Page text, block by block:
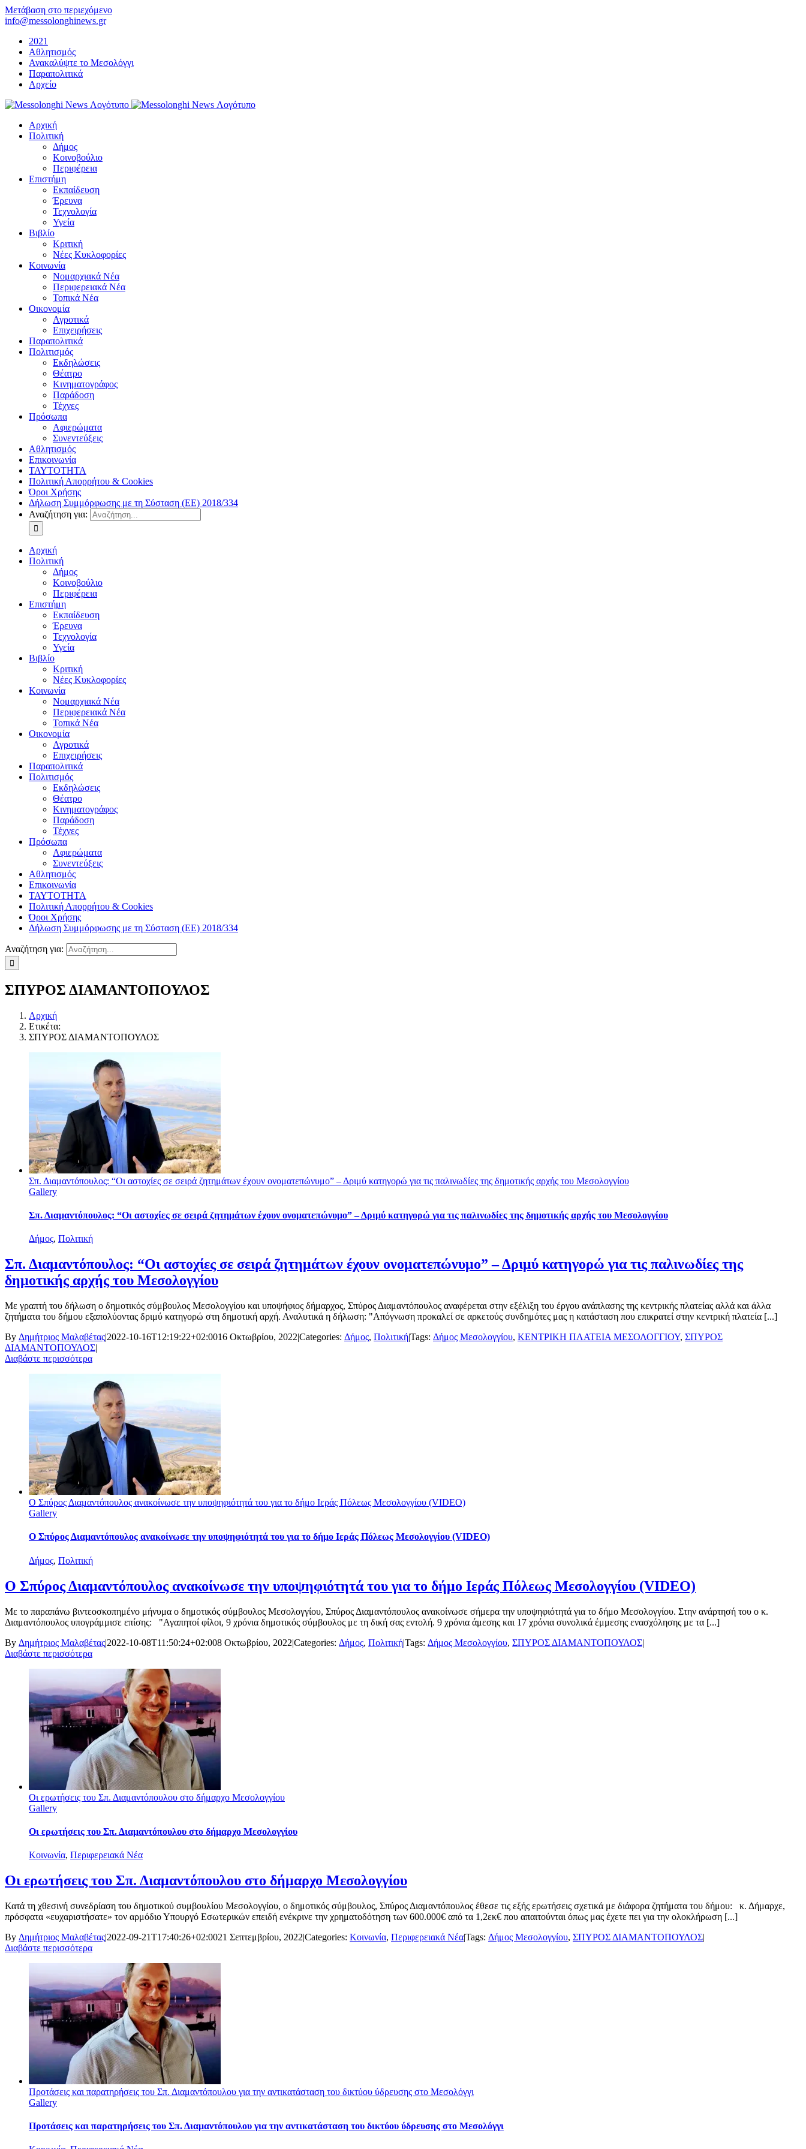
Μετάβαση στο περιεχόμενο
info@messolonghinews.gr
2021
Αθλητισμός
Ανακαλύψτε το Μεσολόγγι
Παραπολιτικά
Αρχείο
Αρχική
Πολιτική
Δήμος
Κοινοβούλιο
Περιφέρεια
Επιστήμη
Εκπαίδευση
Έρευνα
Τεχνολογία
Υγεία
Βιβλίο
Κριτική
Νέες Κυκλοφορίες
Κοινωνία
Νομαρχιακά Νέα
Περιφερειακά Νέα
Τοπικά Νέα
Οικονομία
Αγροτικά
Επιχειρήσεις
Παραπολιτικά
Πολιτισμός
Εκδηλώσεις
Θέατρο
Κινηματογράφος
Παράδοση
Τέχνες
Πρόσωπα
Αφιερώματα
Συνεντεύξεις
Αθλητισμός
Επικοινωνία
ΤΑΥΤΟΤΗΤΑ
Πολιτική Απορρήτου & Cookies
Όροι Χρήσης
Δήλωση Συμμόρφωσης με τη Σύσταση (ΕΕ) 2018/334
Αναζήτηση για:
Αρχική
Πολιτική
Δήμος
Κοινοβούλιο
Περιφέρεια
Επιστήμη
Εκπαίδευση
Έρευνα
Τεχνολογία
Υγεία
Βιβλίο
Κριτική
Νέες Κυκλοφορίες
Κοινωνία
Νομαρχιακά Νέα
Περιφερειακά Νέα
Τοπικά Νέα
Οικονομία
Αγροτικά
Επιχειρήσεις
Παραπολιτικά
Πολιτισμός
Εκδηλώσεις
Θέατρο
Κινηματογράφος
Παράδοση
Τέχνες
Πρόσωπα
Αφιερώματα
Συνεντεύξεις
Αθλητισμός
Επικοινωνία
ΤΑΥΤΟΤΗΤΑ
Πολιτική Απορρήτου & Cookies
Όροι Χρήσης
Δήλωση Συμμόρφωσης με τη Σύσταση (ΕΕ) 2018/334
Αναζήτηση για:
ΣΠΥΡΟΣ ΔΙΑΜΑΝΤΟΠΟΥΛΟΣ
Αρχική
Ετικέτα:
ΣΠΥΡΟΣ ΔΙΑΜΑΝΤΟΠΟΥΛΟΣ
Σπ. Διαμαντόπουλος: “Οι αστοχίες σε σειρά ζητημάτων έχουν ονοματεπώνυμο” – Δριμύ κατηγορώ για τις παλινωδίες της δημοτικής αρχής του Μεσολογγίου
Gallery
Σπ. Διαμαντόπουλος: “Οι αστοχίες σε σειρά ζητημάτων έχουν ονοματεπώνυμο” – Δριμύ κατηγορώ για τις παλινωδίες της δημοτικής αρχής του Μεσολογγίου
Δήμος, Πολιτική
Σπ. Διαμαντόπουλος: “Οι αστοχίες σε σειρά ζητημάτων έχουν ονοματεπώνυμο” – Δριμύ κατηγορώ για τις παλινωδίες της
δημοτικής αρχής του Μεσολογγίου
Με γραπτή του δήλωση ο δημοτικός σύμβουλος Μεσολογγίου και υποψήφιος δήμαρχος, Σπύρος Διαμαντόπουλος αναφέρεται στην εξέλιξη του έργου ανάπλασης της κεντρικής πλατείας αλλά και άλλα
ζητήματα του δήμου εξαπολύοντας δριμύ κατηγορώ στη δημοτική αρχή. Αναλυτικά η δήλωση: "Απόγνωση προκαλεί σε αρκετούς συνδημότες μας η κατάσταση που επικρατεί στην κεντρική πλατεία [...]
By Δημήτριος Μαλαβέτας|2022-10-16T12:19:22+02:0016 Οκτωβρίου, 2022|Categories: Δήμος, Πολιτική|Tags: Δήμος Μεσολογγίου, ΚΕΝΤΡΙΚΗ ΠΛΑΤΕΙΑ ΜΕΣΟΛΟΓΓΙΟΥ, ΣΠΥΡΟΣ
ΔΙΑΜΑΝΤΟΠΟΥΛΟΣ|
Διαβάστε περισσότερα
Ο Σπύρος Διαμαντόπουλος ανακοίνωσε την υποψηφιότητά του για το δήμο Ιεράς Πόλεως Μεσολογγίου (VIDEO)
Gallery
Ο Σπύρος Διαμαντόπουλος ανακοίνωσε την υποψηφιότητά του για το δήμο Ιεράς Πόλεως Μεσολογγίου (VIDEO)
Δήμος, Πολιτική
Ο Σπύρος Διαμαντόπουλος ανακοίνωσε την υποψηφιότητά του για το δήμο Ιεράς Πόλεως Μεσολογγίου (VIDEO)
Με το παραπάνω βιντεοσκοπημένο μήνυμα ο δημοτικός σύμβουλος Μεσολογγίου, Σπύρος Διαμαντόπουλος ανακοίνωσε σήμερα την υποψηφιότητά για το δήμο Μεσολογγίου. Στην ανάρτησή του ο κ.
Διαμαντόπουλος υπογράμμισε επίσης: "Αγαπητοί φίλοι, 9 χρόνια δημοτικός σύμβουλος με τη δική σας εντολή. 9 χρόνια άμεσης και 17 χρόνια συνολικά έμμεσης ενασχόλησης με τα [...]
By Δημήτριος Μαλαβέτας|2022-10-08T11:50:24+02:008 Οκτωβρίου, 2022|Categories: Δήμος, Πολιτική|Tags: Δήμος Μεσολογγίου, ΣΠΥΡΟΣ ΔΙΑΜΑΝΤΟΠΟΥΛΟΣ|
Διαβάστε περισσότερα
Οι ερωτήσεις του Σπ. Διαμαντόπουλου στο δήμαρχο Μεσολογγίου
Gallery
Οι ερωτήσεις του Σπ. Διαμαντόπουλου στο δήμαρχο Μεσολογγίου
Κοινωνία, Περιφερειακά Νέα
Οι ερωτήσεις του Σπ. Διαμαντόπουλου στο δήμαρχο Μεσολογγίου
Κατά τη χθεσινή συνεδρίαση του δημοτικού συμβουλίου Μεσολογγίου, ο δημοτικός σύμβουλος, Σπύρος Διαμαντόπουλος έθεσε τις εξής ερωτήσεις σχετικά με διάφορα ζητήματα του δήμου: κ. Δήμαρχε,
πρόσφατα «ευχαριστήσατε» τον αρμόδιο Υπουργό Εσωτερικών επειδή ενέκρινε την χρηματοδότηση των 600.000€ από τα 1,2εκ€ που απαιτούνται όπως μας έχετε πει για την ολοκλήρωση [...]
By Δημήτριος Μαλαβέτας|2022-09-21T17:40:26+02:0021 Σεπτεμβρίου, 2022|Categories: Κοινωνία, Περιφερειακά Νέα|Tags: Δήμος Μεσολογγίου, ΣΠΥΡΟΣ ΔΙΑΜΑΝΤΟΠΟΥΛΟΣ|
Διαβάστε περισσότερα
Προτάσεις και παρατηρήσεις του Σπ. Διαμαντόπουλου για την αντικατάσταση του δικτύου ύδρευσης στο Μεσολόγγι
Gallery
Προτάσεις και παρατηρήσεις του Σπ. Διαμαντόπουλου για την αντικατάσταση του δικτύου ύδρευσης στο Μεσολόγγι